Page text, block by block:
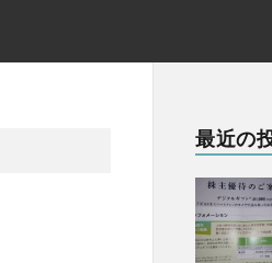
最近の